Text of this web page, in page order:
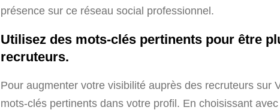
présence sur ce réseau social professionnel.
Utilisez des mots-clés pertinents pour être
recruteurs.
Pour augmenter votre visibilité auprès des recruteurs sur
mots-clés pertinents dans votre profil. En choisissant